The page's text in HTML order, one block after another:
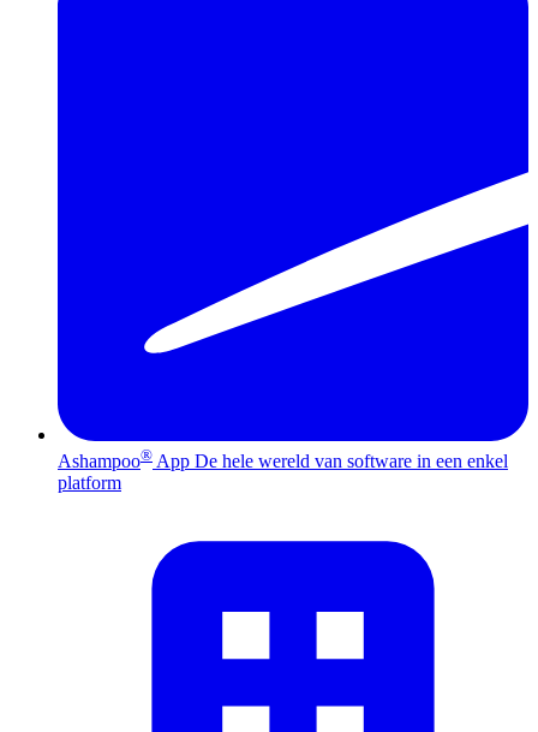
Ashampoo® App De hele wereld van software in een enkel
platform